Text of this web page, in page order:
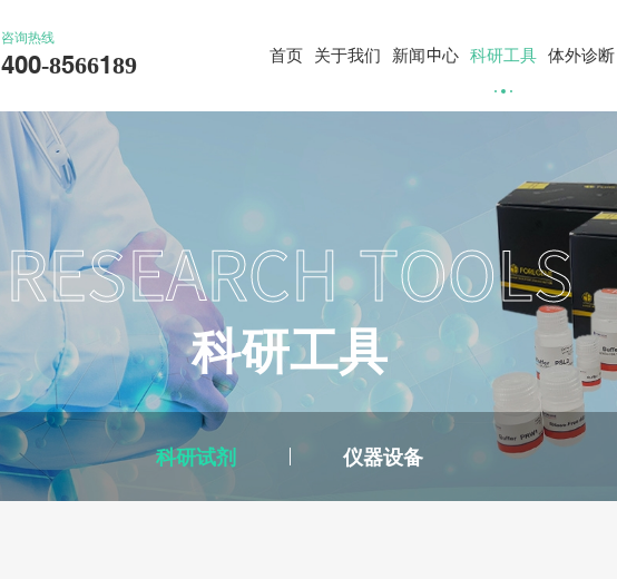
咨询热线
400-8566189 首页 关于我们 新闻中心 科研工具 体外诊断
RESEARCH TOOLS
科研工具
科研试剂 仪器设备